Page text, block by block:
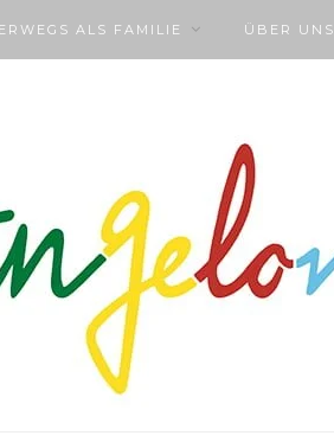
ALS FAMILIE ÜBER UNS